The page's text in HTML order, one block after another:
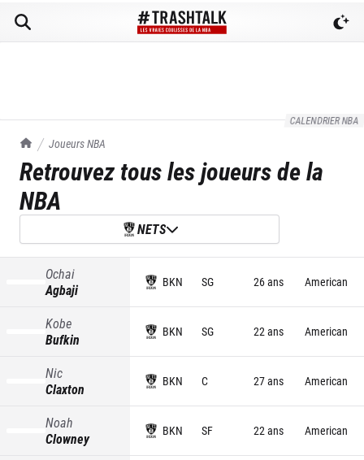
CALENDRIER NBA
TrashTalk Actu NBA
Joueurs NBA
Retrouvez tous les joueurs de la
NBA
NETS
Ochai
Agbaji
BKN SG 26 ans American
Kobe
Bufkin
BKN SG 22 ans American
Nic
Claxton
BKN C 27 ans American
Noah
Clowney
BKN SF 22 ans American